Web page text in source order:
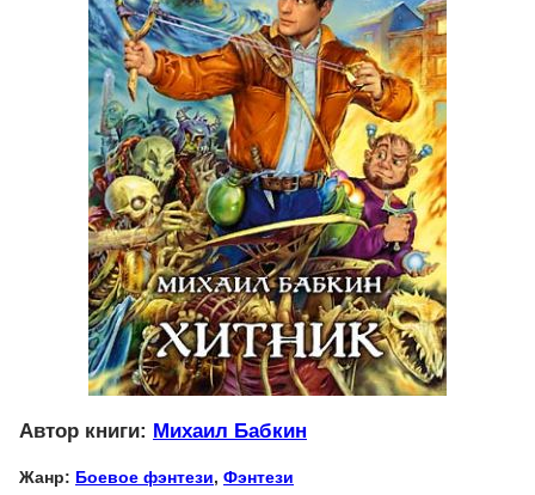
Автор книги: Михаил Бабкин
Жанр: Боевое фэнтези, Фэнтези